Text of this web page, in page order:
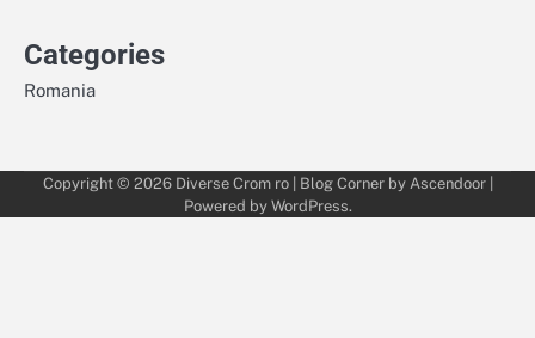
Categories
Romania
Copyright © 2026 Diverse Crom ro| Blog Corner by Ascendoor|
Powered by WordPress.